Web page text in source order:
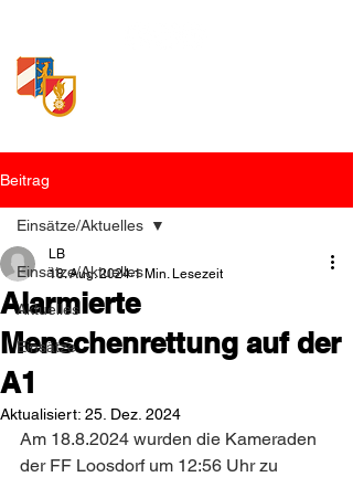
Beitrag
Einsätze/Aktuelles
Aktuelles
Einsätze
Einsätze/Aktuelles
Alarmierte
Menschenrettung auf der
A1
LB
18. Aug. 2024 1 Min. Lesezeit
Aktualisiert: 25. Dez. 2024
Am 18.8.2024 wurden die Kameraden
der FF Loosdorf um 12:56 Uhr zu